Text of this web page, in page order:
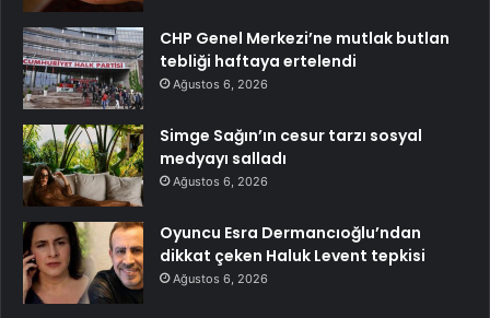
CHP Genel Merkezi’ne mutlak butlan
tebliği haftaya ertelendi
Ağustos 6, 2026
Simge Sağın’ın cesur tarzı sosyal
medyayı salladı
Ağustos 6, 2026
Oyuncu Esra Dermancıoğlu’ndan
dikkat çeken Haluk Levent tepkisi
Ağustos 6, 2026